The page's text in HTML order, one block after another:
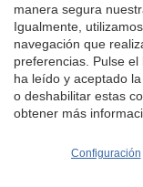
manera segura
Igualmente,
navegación que
preferencias. Pulse
ha leído y aceptado
o deshabilitar estas
obtener más
Configuración